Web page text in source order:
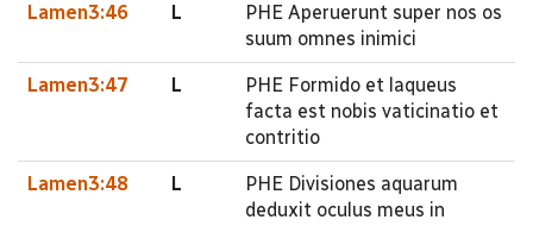
Lamen3:46 L
PHE Aperuerunt super nos os
suum omnes inimici
Lamen3:47 L
PHE Formido et laqueus
facta est nobis vaticinatio et
contritio
Lamen3:48 L
PHE Divisiones aquarum
deduxit oculus meus in